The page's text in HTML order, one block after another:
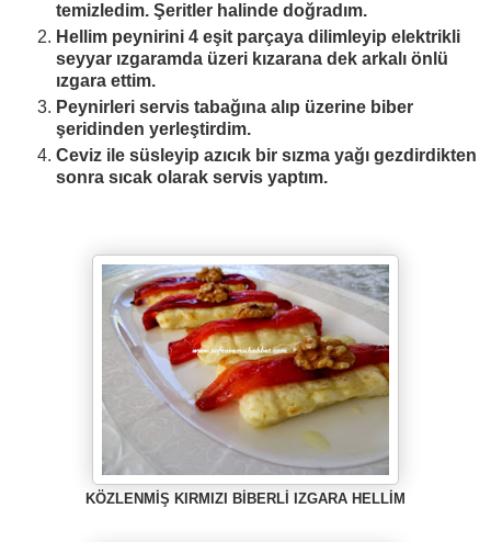
temizledim. Şeritler halinde doğrad ım.
Hellim peynirini 4 eşit parçaya dilimleyip elektrikli
seyyar ızgaramda üzeri kızarana dek arkalı önlü
ızgara ettim.
Peynirleri servis tabağına alıp üzerine biber
şeridinden yerleştirdim.
Ceviz ile süsleyip azıcık bir sızma yağı gezdirdikten
sonra sıcak olarak servis yaptım.
KÖZLENMİŞ KIRMIZI BİBERLİ IZGARA HELLİM